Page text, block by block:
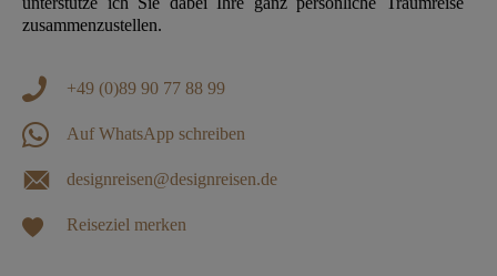
zusammenzustellen.
+49 (0)89 90 77 88 99
Auf WhatsApp schreiben
designreisen@designreisen.de
Reiseziel merken